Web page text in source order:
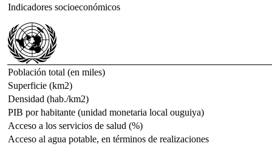
Indicadores socioeconómicos
Población total (en miles)
Superficie (km2)
Densidad (hab./km2)
PIB por habitante (unidad monetaria local ouguiya)
Acceso a los servicios de salud (%)
Acceso al agua potable, en términos de realizaciones